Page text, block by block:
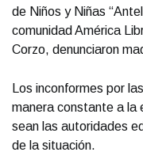
de Niños y Niñas
comunidad América
Corzo, denunciaron
Los inconformes por
manera constante a la
sean las autoridades
de la situación.